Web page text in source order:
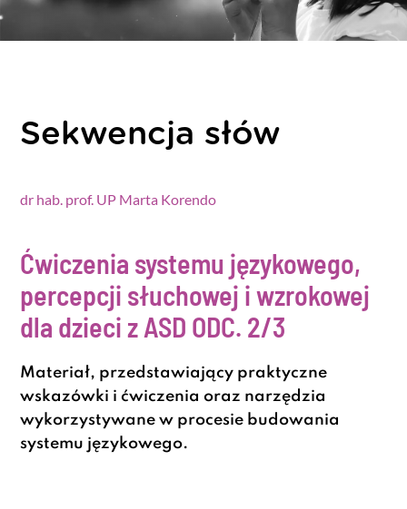
Sekwencja słów
dr hab. prof. UP Marta Korendo
Ćwiczenia systemu językowego,
percepcji słuchowej i wzrokowej
dla dzieci z ASD ODC. 2/3
Materiał, przedstawiający praktyczne
wskazówki i ćwiczenia oraz narzędzia
wykorzystywane w procesie budowania
systemu językowego.